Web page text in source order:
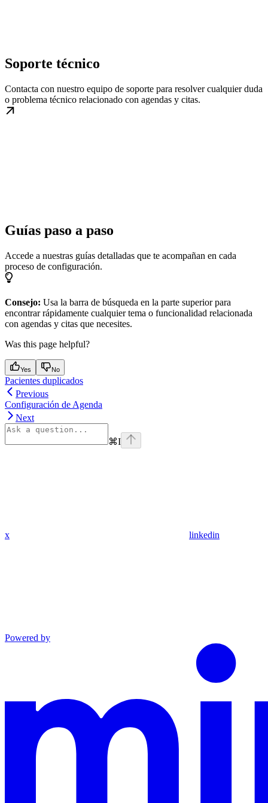
Soporte técnico
Contacta con nuestro equipo de soporte para resolver cualquier duda
o problema técnico relacionado con agendas y citas.
Guías paso a paso
Accede a nuestras guías detalladas que te acompañan en cada
proceso de configuración.
Consejo: Usa la barra de búsqueda en la parte superior para
encontrar rápidamente cualquier tema o funcionalidad relacionada
con agendas y citas que necesites.
Was this page helpful?
Yes No
Pacientes duplicados
Previous
Configuración de Agenda
Next
⌘I
x linkedin
Powered by